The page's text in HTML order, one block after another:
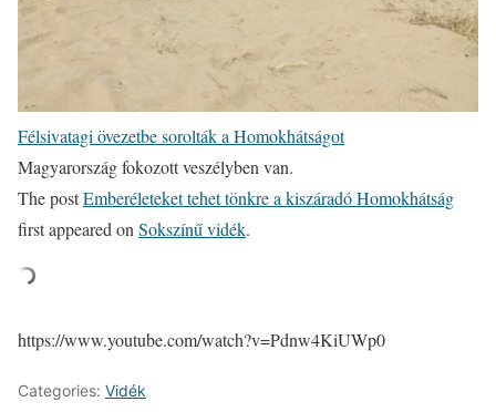
Félsivatagi övezetbe sorolták a Homokhátságot
Magyarország fokozott veszélyben van.
The postEmberéleteket tehet tönkre a kiszáradó Homokhátság
first appeared on Sokszínű vidék.
https://www.youtube.com/watch?v=Pdnw4KiUWp0
Categories: Vidék